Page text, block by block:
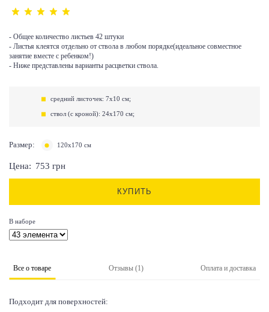
- Общее количество листьев 42 штуки
- Листья клеятся отдельно от ствола в любом порядке(идеальное совместное
занятие вместе с ребенком!)
- Ниже представлены варианты расцветки ствола.
средний листочек: 7х10 см;
ствол (с кроной): 24х170 см;
Размер: 120х170 см
Цена: 753 грн
КУПИТЬ
В наборе
Все о товаре Отзывы (1) Оплата и доставка
Подходит для поверхностей: